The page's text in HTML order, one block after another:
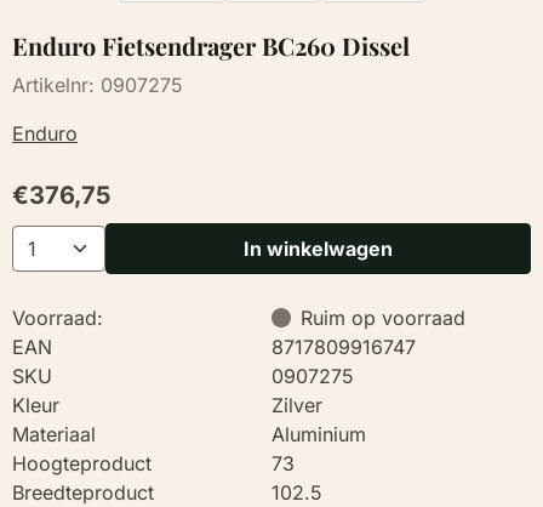
Enduro Fietsendrager BC260 Dissel
Artikelnr: 0907275
Enduro
€376,75
Aantal In winkelwagen
Voorraad:
Ruim op voorraad
EAN
8717809916747
SKU
0907275
Kleur
Zilver
Materiaal
Aluminium
Hoogteproduct
73
Breedteproduct
102.5